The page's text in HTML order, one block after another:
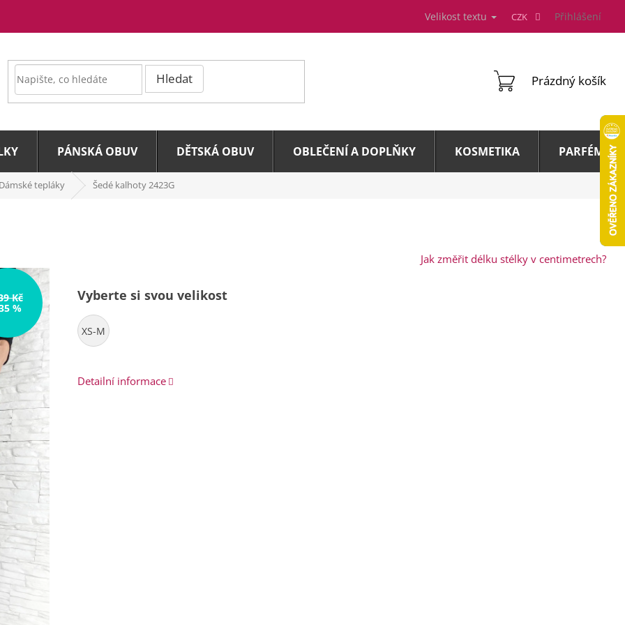
Velikost textu CZK Přihlášení
Hledat
NÁKUPNÍ
Prázdný košík
PÁNSKÁ OBUV DĚTSKÁ OBUV OBLEČENÍ A DOPLŇKY KOSMETIKA PARFÉMY A
Dámské tepláky Šedé kalhoty 2423G
Kč
%
Jak změřit délku stélky v centimetrech?
Vyberte si svou velikost
XS-M
Detailní informace